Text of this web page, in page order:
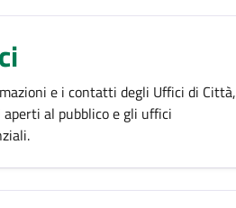
e i contatti degli Uffici di Città,
al pubblico e gli uffici